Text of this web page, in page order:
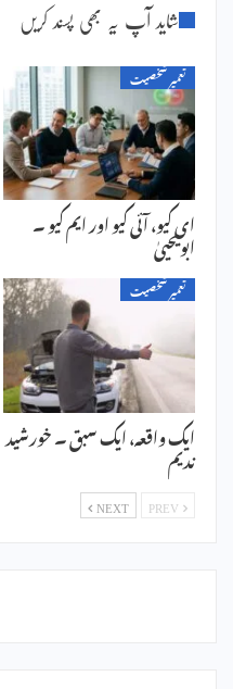
شاید آپ یہ بھی پسند کریں
تعمیر شخصیت
ای کیو، آئی کیو اور ایم کیو ۔
ابویحییٰ
تعمیر شخصیت
ایک واقعہ، ایک سبق ۔ خورشید
ندیم
NEXT